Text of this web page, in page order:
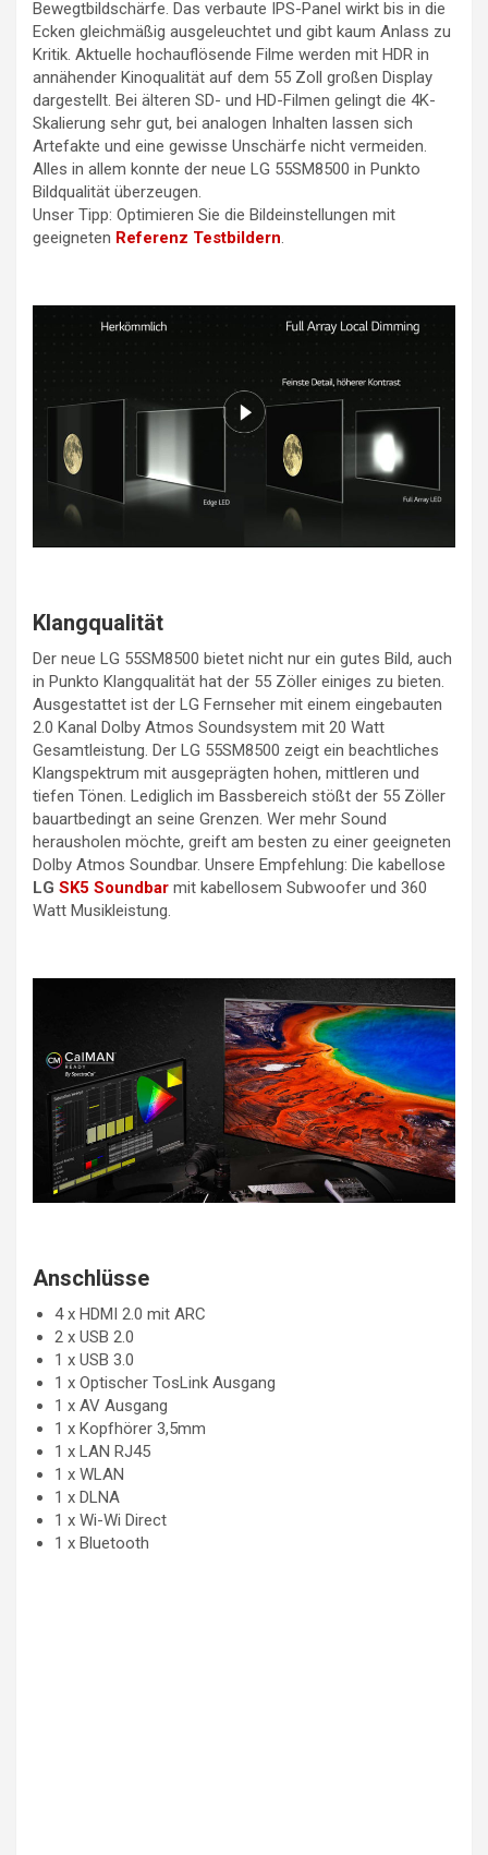
Bewegtbildschärfe. Das verbaute IPS-Panel wirkt bis in die
Ecken gleichmäßig ausgeleuchtet und gibt kaum Anlass zu
Kritik. Aktuelle hochauflösende Filme werden mit HDR in
annähender Kinoqualität auf dem 55 Zoll großen Display
dargestellt. Bei älteren SD- und HD-Filmen gelingt die 4K-
Skalierung sehr gut, bei analogen Inhalten lassen sich
Artefakte und eine gewisse Unschärfe nicht vermeiden.
Alles in allem konnte der neue LG 55SM8500 in Punkto
Bildqualität überzeugen.
Unser Tipp: Optimieren Sie die Bildeinstellungen mit
geeigneten Referenz Testbildern.
Klangqualität
Der neue LG 55SM8500 bietet nicht nur ein gutes Bild, auch
in Punkto Klangqualität hat der 55 Zöller einiges zu bieten.
Ausgestattet ist der LG Fernseher mit einem eingebauten
2.0 Kanal Dolby Atmos Soundsystem mit 20 Watt
Gesamtleistung. Der LG 55SM8500 zeigt ein beachtliches
Klangspektrum mit ausgeprägten hohen, mittleren und
tiefen Tönen. Lediglich im Bassbereich stößt der 55 Zöller
bauartbedingt an seine Grenzen. Wer mehr Sound
herausholen möchte, greift am besten zu einer geeigneten
Dolby Atmos Soundbar. Unsere Empfehlung: Die kabellose
LG SK5 Soundbar mit kabellosem Subwoofer und 360
Watt Musikleistung.
Anschlüsse
4 x HDMI 2.0 mit ARC
2 x USB 2.0
1 x USB 3.0
1 x Optischer TosLink Ausgang
1 x AV Ausgang
1 x Kopfhörer 3,5mm
1 x LAN RJ45
1 x WLAN
1 x DLNA
1 x Wi-Wi Direct
1 x Bluetooth